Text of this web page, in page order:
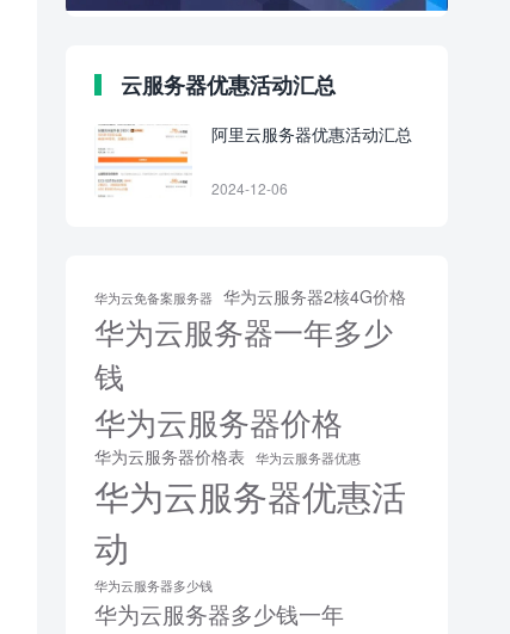
云服务器优惠活动汇总
阿里云服务器优惠活动汇总
2024-12-06
华为云免备案服务器 华为云服务器2核4G价格
华为云服务器一年多少
钱
华为云服务器价格
华为云服务器价格表 华为云服务器优惠
华为云服务器优惠活
动
华为云服务器多少钱
华为云服务器多少钱一年